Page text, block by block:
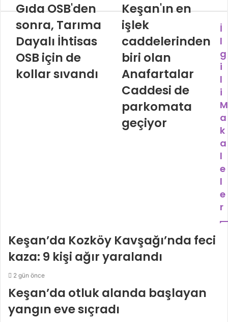
Gıda OSB'den
sonra, Tarıma
Dayalı İhtisas
OSB için de
kollar sıvandı
Keşan'ın en
işlek
caddelerinden
biri olan
Anafartalar
Caddesi de
parkomata
geçiyor
İ
l
g
i
l
i
M
a
k
a
l
e
l
e
r
Keşan’da Kozköy Kavşağı’nda feci
kaza: 9 kişi ağır yaralandı
2 gün önce
Keşan’da otluk alanda başlayan
yangın eve sıçradı